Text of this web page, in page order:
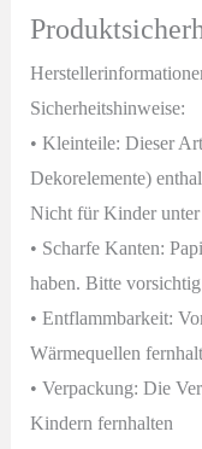
Sicherheitshinweise:
• Kleinteile: Dieser
Dekorelemente)
Nicht für Kinder unter
• Scharfe Kanten:
haben. Bitte
• Entflammbarkeit:
Wärmequellen
• Verpackung: Die
Kindern fernhalten